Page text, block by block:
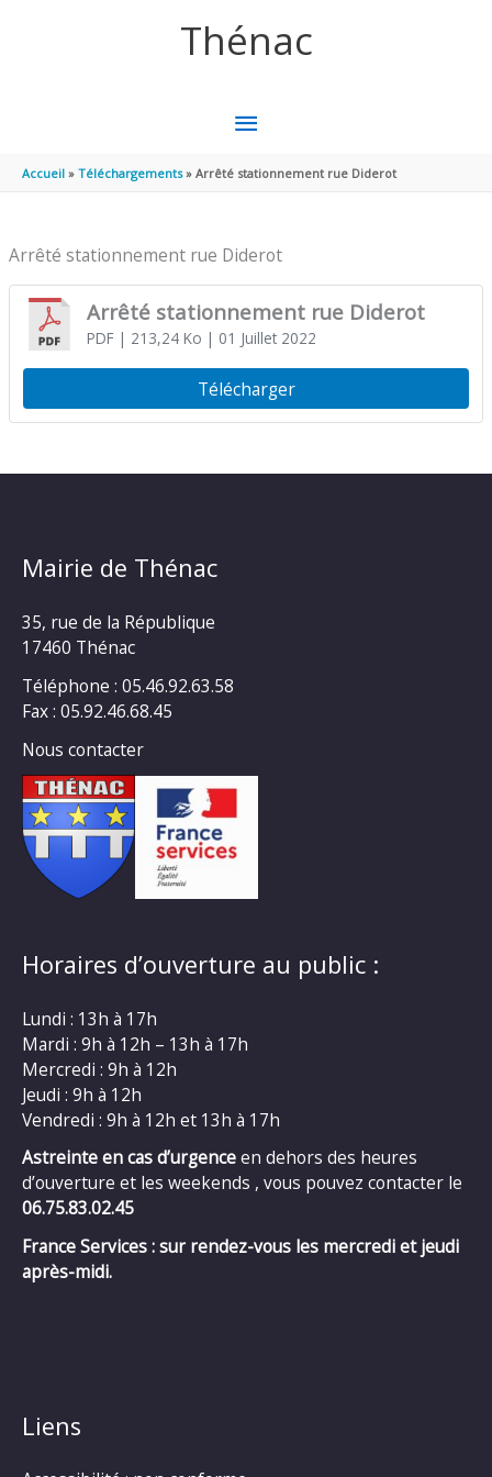
Thénac
MENU
PRINCIPAL
Accueil Téléchargements Arrêté stationnement rue Diderot
Arrêté stationnement rue Diderot
Arrêté stationnement rue Diderot
PDF| 213,24 Ko | 01 Juillet 2022
Télécharger
Mairie de Thénac
35, rue de la République
17460 Thénac
Téléphone : 05.46.92.63.58
Fax : 05.92.46.68.45
Nous contacter
Horaires d’ouverture au public :
Lundi : 13h à 17h
Mardi : 9h à 12h – 13h à 17h
Mercredi : 9h à 12h
Jeudi : 9h à 12h
Vendredi : 9h à 12h et 13h à 17h
Astreinte en cas d’urgenceen dehors des heures
d’ouverture et les weekends , vous pouvez contacter le
06.75.83.02.45
France Services : sur rendez-vous les mercredi et jeudi
après-midi.
Liens